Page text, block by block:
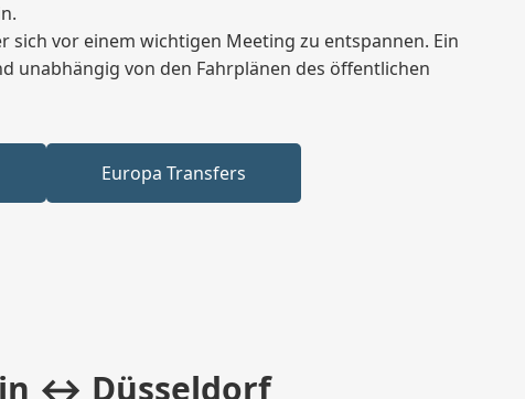
vor einem wichtigen Meeting zu entspannen. Ein
unabhängig von den Fahrplänen des öffentlichen
Europa Transfers
↔ Düsseldorf